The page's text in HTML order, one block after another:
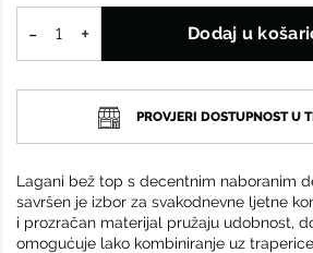
Dodaj u
PROVJERI DOSTUPNOST U
Lagani bež top s decentnim naboranim
savršen je izbor za svakodnevne ljetne
i prozračan materijal pružaju udobnost,
omogućuje lako kombiniranje uz